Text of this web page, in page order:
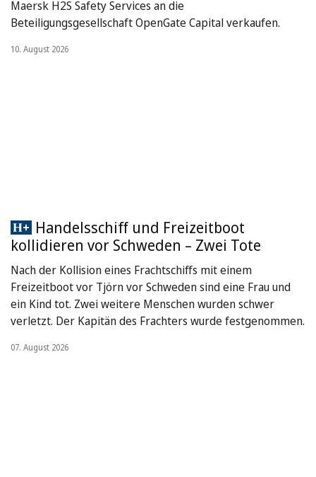
Maersk H2S Safety Services an die
Beteiligungsgesellschaft OpenGate Capital verkaufen.
10. August 2026
Handelsschiff und Freizeitboot
kollidieren vor Schweden – Zwei Tote
Nach der Kollision eines Frachtschiffs mit einem
Freizeitboot vor Tjörn vor Schweden sind eine Frau und
ein Kind tot. Zwei weitere Menschen wurden schwer
verletzt. Der Kapitän des Frachters wurde festgenommen.
07. August 2026